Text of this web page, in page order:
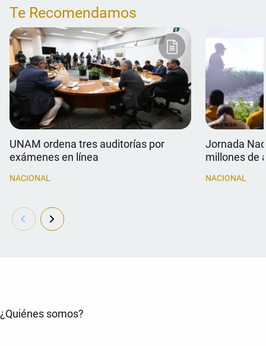
Te Recomendamos
UNAM ordena tres auditorías por
exámenes en línea
NACIONAL
Jornada
millones de
NACIONAL
¿Quiénes somos?